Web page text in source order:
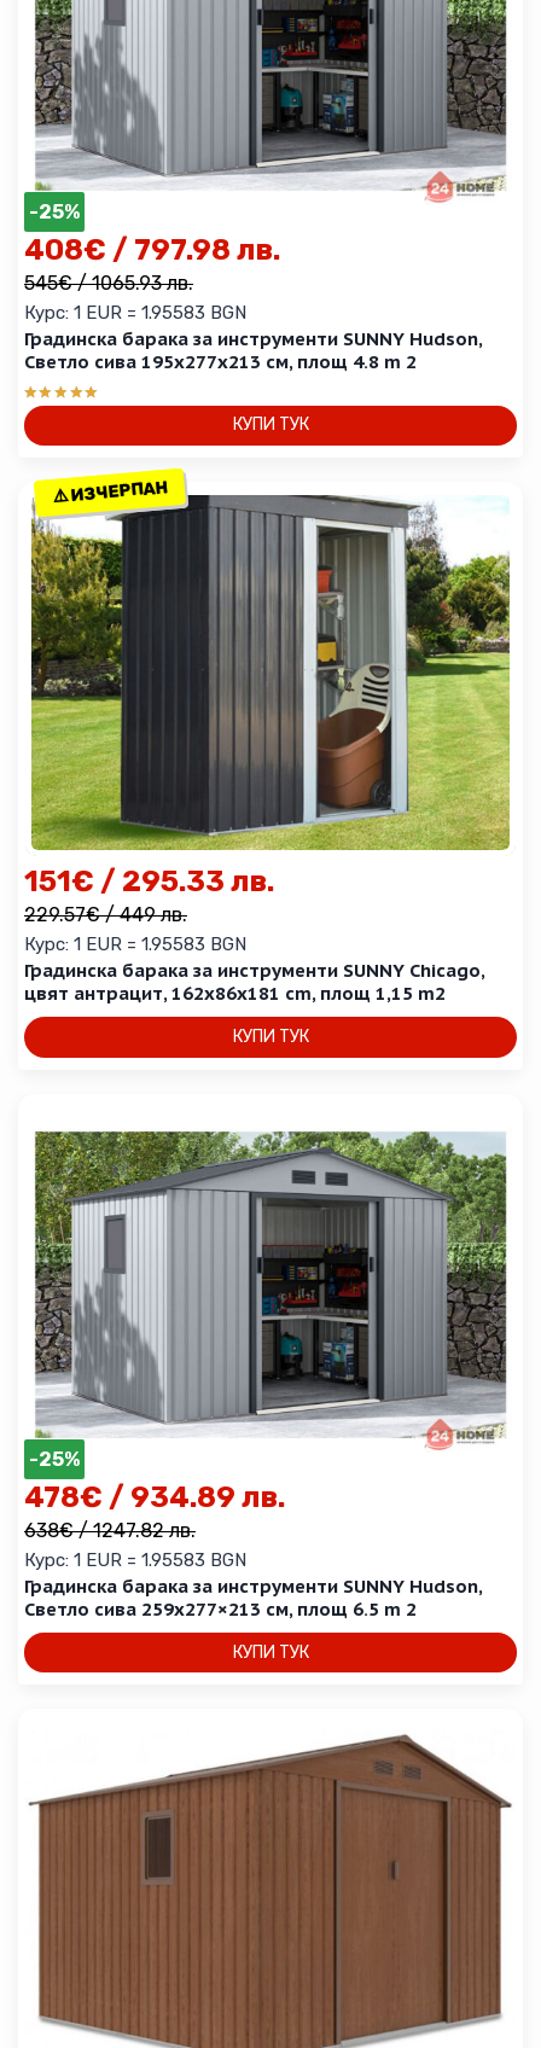
Градинска барака за инструменти SUNNY Hudson,
Светло сива 195x277x213 см, площ 4.8 m 2
Оценено с
5.00
от 5
-25%
545€/ 1065.93 лв.
408€ / 797.98 лв.
Курс: 1 EUR = 1.95583 BGN
КУПИ ТУК
⚠️ ИЗЧЕРПАН
⚠️ ИЗЧЕРПАН
Градинска барака за инструменти SUNNY Chicago,
цвят антрацит, 162x86x181 cm, площ 1,15 m2
229.57€/ 449 лв.
151€ / 295.33 лв.
Курс: 1 EUR = 1.95583 BGN
КУПИ ТУК
Градинска барака за инструменти SUNNY Hudson,
Светло сива 259х277×213 см, площ 6.5 m 2
-25%
638€/ 1247.82 лв.
478€ / 934.89 лв.
Курс: 1 EUR = 1.95583 BGN
КУПИ ТУК